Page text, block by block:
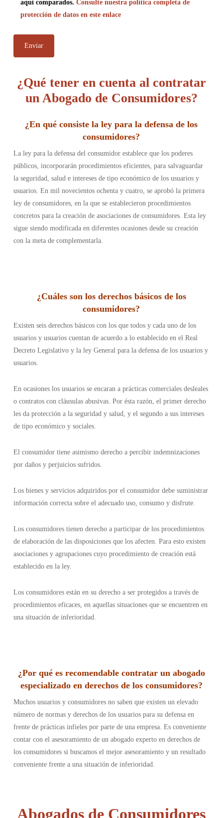
aquí comparados. Consulte nuestra política completa de
protección de datos en este enlace
¿Qué tener en cuenta al contratar
un Abogado de Consumidores?
¿En qué consiste la ley para la defensa de los
consumidores?
La ley para la defensa del consumidor establece que los poderes
públicos, incorporarán procedimientos eficientes, para salvaguardar
la seguridad, salud e intereses de tipo económico de los usuarios y
usuarios. En mil novecientos ochenta y cuatro, se aprobó la primera
ley de consumidores, en la que se establecieron procedimientos
concretos para la creación de asociaciones de consumidores. Esta ley
sigue siendo modificada en diferentes ocasiones desde su creación
con la meta de complementarla.
¿Cuáles son los derechos básicos de los
consumidores?
Existen seis derechos básicos con los que todos y cada uno de los
usuarios y usuarios cuentan de acuerdo a lo establecido en el Real
Decreto Legislativo y la ley General para la defensa de los usuarios y
usuarios.
En ocasiones los usuarios se encaran a prácticas comerciales desleales
o contratos con cláusulas abusivas. Por ésta razón, el primer derecho
les da protección a la seguridad y salud, y el segundo a sus intereses
de tipo económico y sociales.
El consumidor tiene asimismo derecho a percibir indemnizaciones
por daños y perjuicios sufridos.
Los bienes y servicios adquiridos por el consumidor debe suministrar
información correcta sobre el adecuado uso, consumo y disfrute.
Los consumidores tienen derecho a participar de los procedimientos
de elaboración de las disposiciones que los afecten. Para esto existen
asociaciones y agrupaciones cuyo procedimiento de creación está
establecido en la ley.
Los consumidores están en su derecho a ser protegidos a través de
procedimientos eficaces, en aquellas situaciones que se encuentren en
una situación de inferioridad.
¿Por qué es recomendable contratar un abogado
especializado en derechos de los consumidores?
Muchos usuarios y consumidores no saben que existen un elevado
número de normas y derechos de los usuarios para su defensa en
frente de prácticas infieles por parte de una empresa. Es conveniente
contar con el asesoramiento de un abogado experto en derechos de
los consumidores si buscamos el mejor asesoramiento y un resultado
conveniente frente a una situación de inferioridad.
Abogados de Consumidores